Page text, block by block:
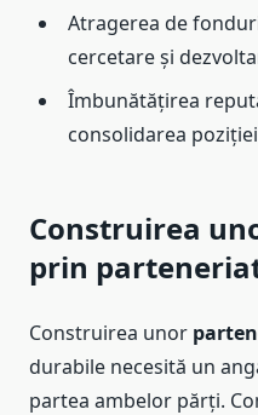
Atragerea de
cercetare și
Îmbunătățirea
consolidarea
Construirea
prin
Construirea unor
durabile necesită un
partea ambelor părți.